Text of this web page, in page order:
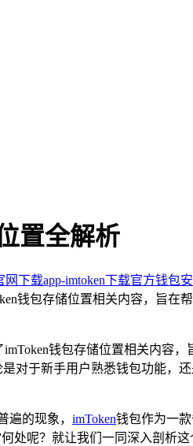
置全解析
下载app-imtoken下载官方钱包
钱包存储位置相关内容，旨
钱包存储位置相关内容
对于新手用户熟悉钱包功能，
遍的现象， imToken钱包作为一
处呢？就让我们一同深入剖析